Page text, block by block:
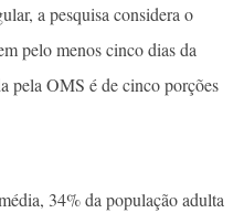
a pesquisa considera o
pelo menos cinco dias da
pela OMS é de cinco porções
34% da população adulta